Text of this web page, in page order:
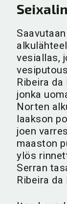
vesiallas,
Ribeira
jonka
Norten
laakson
joen
maaston
ylös
Serran
Ribeira